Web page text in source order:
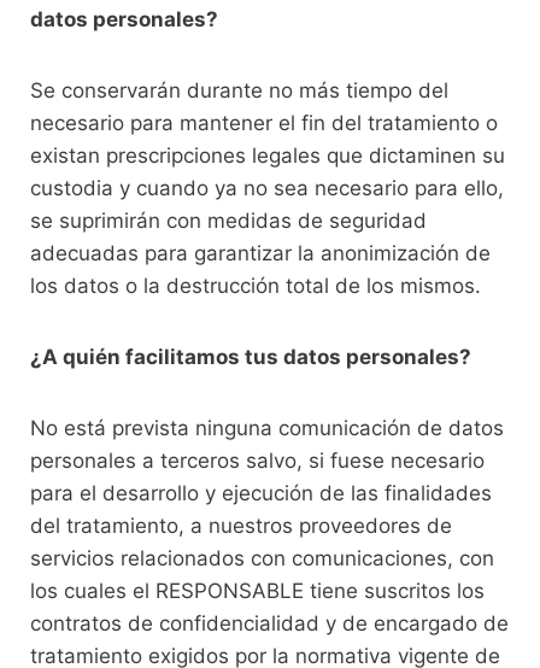
datos personales?
Se conservarán durante no más tiempo del
necesario para mantener el fin del tratamiento o
existan prescripciones legales que dictaminen su
custodia y cuando ya no sea necesario para ello,
se suprimirán con medidas de seguridad
adecuadas para garantizar la anonimización de
los datos o la destrucción total de los mismos.
¿A quién facilitamos tus datos personales?
No está prevista ninguna comunicación de datos
personales a terceros salvo, si fuese necesario
para el desarrollo y ejecución de las finalidades
del tratamiento, a nuestros proveedores de
servicios relacionados con comunicaciones, con
los cuales el RESPONSABLE tiene suscritos los
contratos de confidencialidad y de encargado de
tratamiento exigidos por la normativa vigente de